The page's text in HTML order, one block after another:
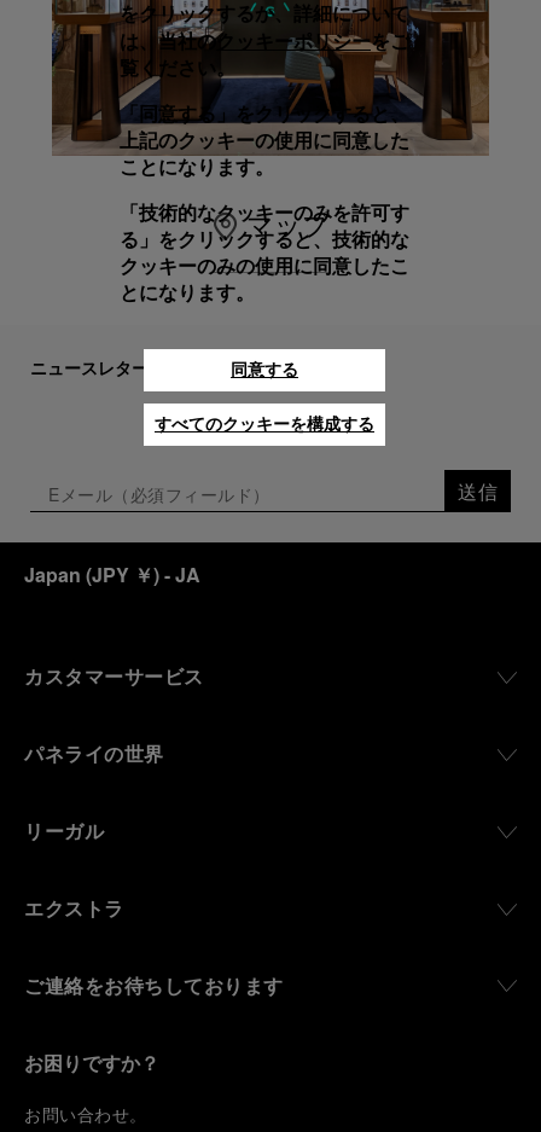
マップ
ニュースレターにご登録ください
送信
Japan (JPY ￥)- JA
カスタマーサービス
パネライの世界
リーガル
エクストラ
ご連絡をお待ちしております
お困りですか？
お問い合わせ。
をクリックするか、詳細について
は、当社のクッキーポリシーをご
覧ください。
「同意する」をクリックすると、
上記のクッキーの使用に同意した
ことになります。
「技術的なクッキーのみを許可す
る」をクリックすると、技術的な
クッキーのみの使用に同意したこ
とになります。
同意する
すべてのクッキーを構成する